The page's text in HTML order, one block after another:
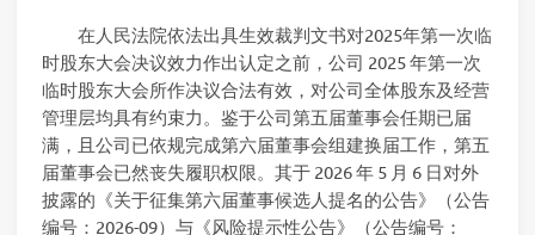
在人民法院依法出具生效裁判文书对2025年第一次临
时股东大会决议效力作出认定之前，公司 2025 年第一次
临时股东大会所作决议合法有效，对公司全体股东及经营
管理层均具有约束力。鉴于公司第五届董事会任期已届
满，且公司已依规完成第六届董事会组建换届工作，第五
届董事会已然丧失履职权限。其于 2026 年 5 月 6 日对外
披露的《关于征集第六届董事候选人提名的公告》（公告
编号：2026-09）与《风险提示性公告》（公告编号：